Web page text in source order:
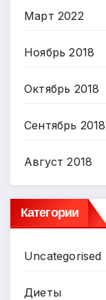
Март 2022
Ноябрь 2018
Октябрь 2018
Сентябрь 2018
Август 2018
Категории
Uncategorised
Диеты